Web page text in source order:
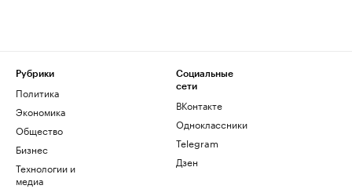
Рубрики
Политика
Экономика
Общество
Бизнес
Технологии и
медиа
Социальные
сети
ВКонтакте
Одноклассники
Telegram
Дзен